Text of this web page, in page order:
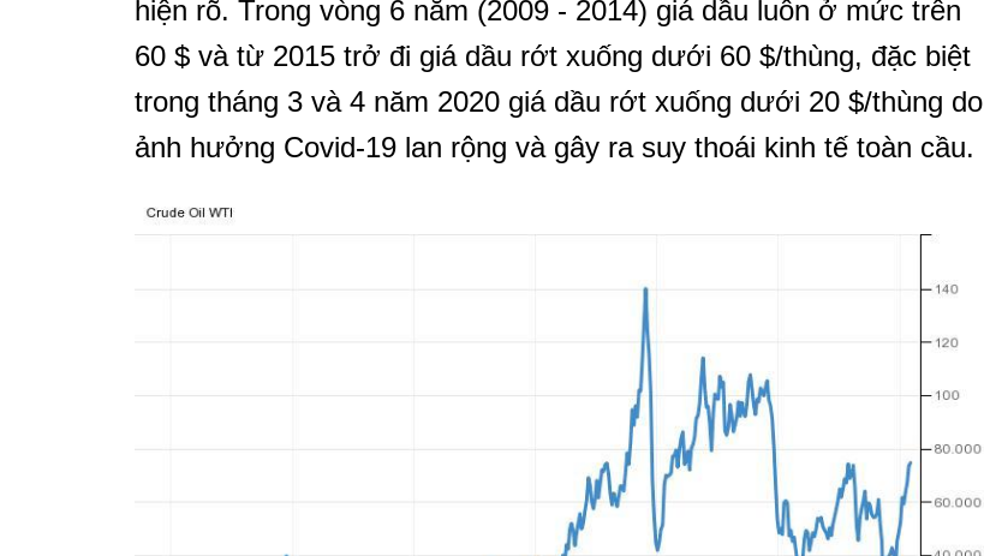
hiện rõ. Trong vòng 6 năm (2009 - 2014) giá dầu luôn ở mức trên
60 $ và từ 2015 trở đi giá dầu rớt xuống dưới 60 $/thùng, đặc biệt
trong tháng 3 và 4 năm 2020 giá dầu rớt xuống dưới 20 $/thùng do
ảnh hưởng Covid-19 lan rộng và gây ra suy thoái kinh tế toàn cầu.